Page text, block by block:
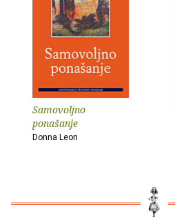
Samovoljno
ponašanje
Donna Leon